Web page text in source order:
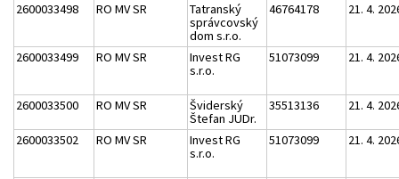
2600033498 RO MV SR
Tatranský
správcovský
dom s.r.o.
46764178 21. 4.
2600033499 RO MV SR
Invest RG
s.r.o.
51073099 21. 4.
2600033500 RO MV SR
Šviderský
Štefan JUDr.
35513136 21. 4.
2600033502 RO MV SR
Invest RG
s.r.o.
51073099 21. 4.